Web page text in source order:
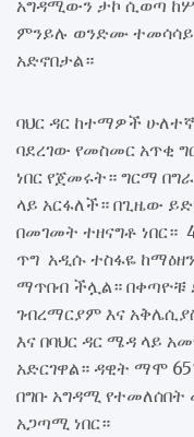
አግዳሚውን ታኮ ሲወጣ
ምንይሉ ወንድሙ ተመሳሳይ
አድኖበታል።
ባህር ዳር ከተማዎች
ባደረገው የመስመር አጥቂ
ነበር የጀመሩት። ግርማ
ላይ አርፋለች። በጊዜው
በመገመት ተዘናግቶ
ጥግ አዲሱ ተስፋዬ ከማዕዘን
ማጥበብ ችሏል። በቀጣዮቹ
ገብረማርያም እና
እና በባህር ዳር ሜዳ ላይ
አድርገዋል። ዳዊት ማሞ
በግቡ አግዳሚ
አጋጣሚ ነበር።